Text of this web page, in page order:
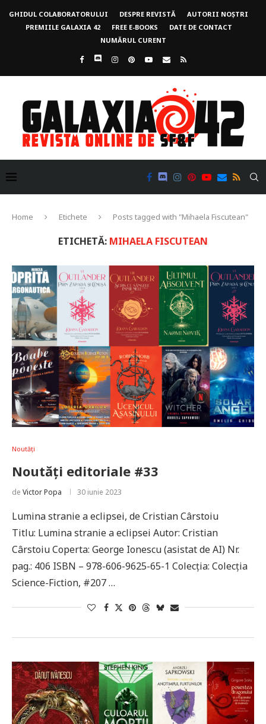
GHIDUL COLABORATORULUI DESPRE REVISTĂ
AUTORII NOȘTRI
PREMIILE GALAXIA 42
FREE E-BOOKS
DATE DE CONTACT
NUMĂRUL CURENT
Home Etichete Posts tagged with "Mihaela Fiscutean"
ETICHETĂ: MIHAELA FISCUTEAN
Noutăți
Noutăți editoriale #33
de Victor Popa 30 iunie 2023
Lumina stranie a eclipsei, de Cristian Cârstoiu
Titlu: Lumina stranie a eclipsei Autor: Cristian
Cârstoiu Coperta: George Ionescu (asistat de AI) Nr.
pag.: 406 ISBN – 978-606-9625-65-1 Colecția: Colecția
Science-Fiction, #207 …